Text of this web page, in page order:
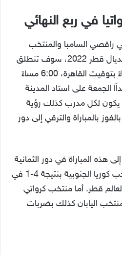
في ربع النهائي
راقصي السامبا والمنتخب
الكرواتي في ربع نهائي مونديال قطر 2022، سوف تنطلق
في تمام الساعة 5:00 مساءً بتوقيت القاهرة، 6:00 مساءً
الجمعة على استاد المدينة
يكون لكل مدرب كذلك رؤية
بالمباراة والترقي إلى دور
هذه المباراة في دور الثمانية
بعد أن فاز على نظيره منتخب كوريا الجنوبية بنتيجة 4-1 في
العالم قطر. أما منتخب كرواتي
اليابان كذلك بضربات